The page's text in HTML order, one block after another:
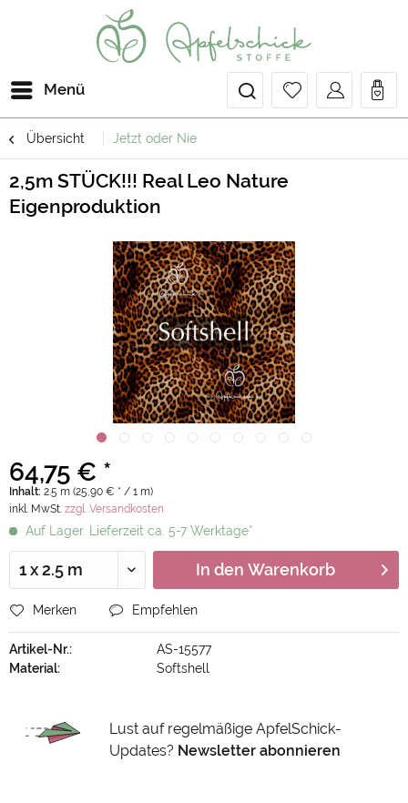
Menü
Übersicht Jetzt oder Nie
2,5m STÜCK!!! Real Leo Nature
Eigenproduktion
64,75 € *
Inhalt: 2.5 m (25,90 € * / 1 m)
inkl. MwSt. zzgl. Versandkosten
Auf Lager. Lieferzeit ca. 5-7 Werktage*
In den Warenkorb
Merken Empfehlen
Artikel-Nr.:
AS-15577
Material:
Softshell
Lust auf regelmäßige ApfelSchick-
Updates? Newsletter abonnieren